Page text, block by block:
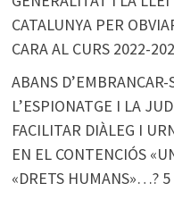
CATALUNYA PER
CARA AL CURS 2022-
ABANS D’EMBRANCAR-
L’ESPIONATGE I LA
FACILITAR DIÀLEG I
EN EL CONTENCIÓS
«DRETS HUMANS»…?